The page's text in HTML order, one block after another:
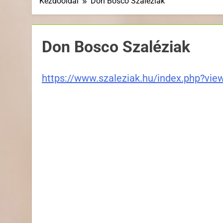
Don Bosco Szaléziak
https://www.szaleziak.hu/